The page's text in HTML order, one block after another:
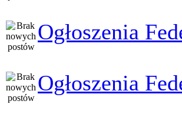
Ogłoszenia
Ogłoszenia